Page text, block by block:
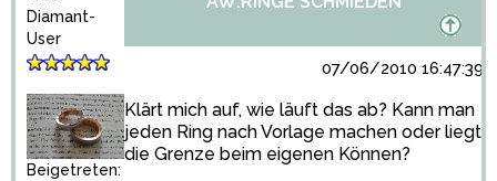
Diamant-
User
Beigetreten:
07/06/2010 16:47:39
Klärt mich auf, wie läuft das ab? Kann man
jeden Ring nach Vorlage machen oder liegt
die Grenze beim eigenen Können?